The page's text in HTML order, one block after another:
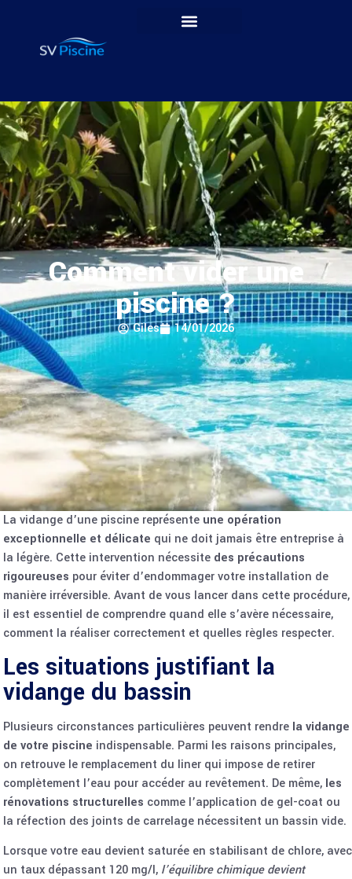
Comment vider une
piscine​ ?
Giles 14/01/2026
La vidange d’une piscine représente une opération
exceptionnelle et délicate qui ne doit jamais être entreprise à
la légère. Cette intervention nécessite des précautions
rigoureuses pour éviter d’endommager votre installation de
manière irréversible. Avant de vous lancer dans cette procédure,
il est essentiel de comprendre quand elle s’avère nécessaire,
comment la réaliser correctement et quelles règles respecter.
Les situations justifiant la
vidange du bassin
Plusieurs circonstances particulières peuvent rendre la vidange
de votre piscine indispensable. Parmi les raisons principales,
on retrouve le remplacement du liner qui impose de retirer
complètement l’eau pour accéder au revêtement. De même, les
rénovations structurelles comme l’application de gel-coat ou
la réfection des joints de carrelage nécessitent un bassin vide.
Lorsque votre eau devient saturée en stabilisant de chlore, avec
un taux dépassant 120 mg/l, l’équilibre chimique devient